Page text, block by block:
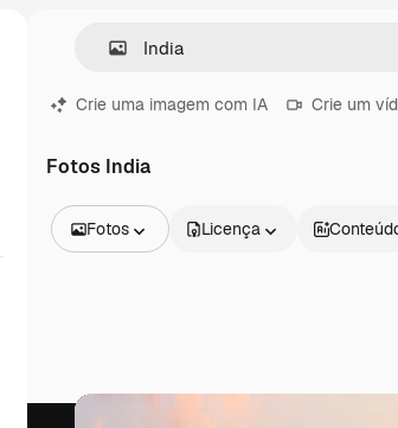
Crie uma imagem com IA Crie um
Fotos India
Fotos
Vídeos
Clipes de vídeo
Licença